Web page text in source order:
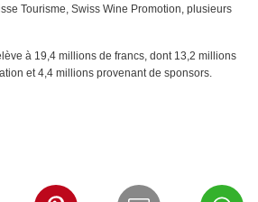
Tourisme, Swiss Wine Promotion, plusieurs
à 19,4 millions de francs, dont 13,2 millions
et 4,4 millions provenant de sponsors.